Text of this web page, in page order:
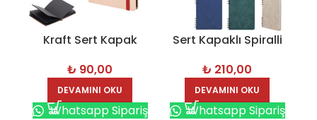
Kraft Sert Kapak
6492
₺ 90,00
DEVAMINI OKU
Whatsapp Sipariş
Sert Kapaklı Spiralli
6551
₺ 210,00
DEVAMINI OKU
Whatsapp Sipariş